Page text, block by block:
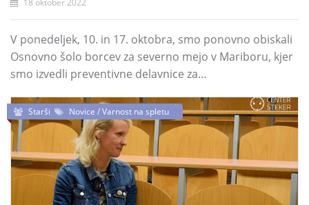
18 oktober 2022
V ponedeljek, 10. in 17. oktobra, smo ponovno obiskali
Osnovno šolo borcev za severno mejo v Mariboru, kjer
smo izvedli preventivne delavnice za…
Starši Novice / Varnost na spletu